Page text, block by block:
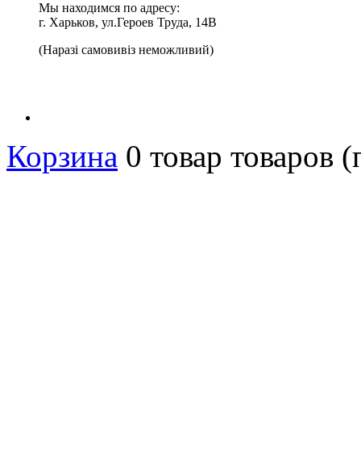
Мы находимся по адресу:
г. Харьков, ул.Героев Труда, 14В
(Наразі самовивіз неможливий)
Корзина 0 товар товаров